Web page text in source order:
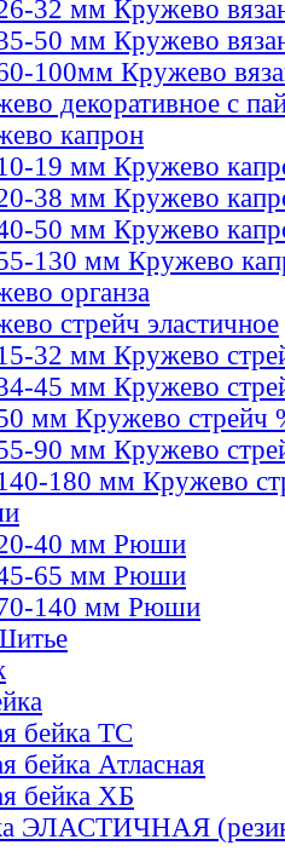
32 мм Кружево
50 мм Кружево
100мм Кружево
декоративное с
капрон
19 мм Кружево
38 мм Кружево
50 мм Кружево
130 мм Кружево
органза
стрейч эластичное
32 мм Кружево
45 мм Кружево
мм Кружево стрейч
90 мм Кружево
180 мм Кружево
40 мм Рюши
65 мм Рюши
140 мм Рюши
бейка ТС
бейка Атласная
бейка ХБ
ЭЛАСТИЧНАЯ